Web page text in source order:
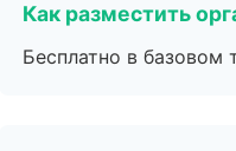
Как разместить
Бесплатно в